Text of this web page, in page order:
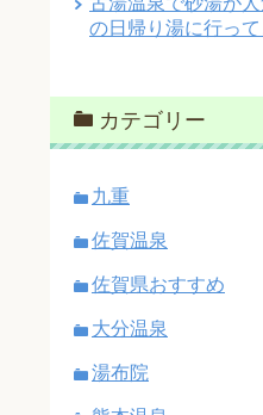
の日帰り湯に行っ
カテゴリー
九重
佐賀温泉
佐賀県おすすめ
大分温泉
湯布院